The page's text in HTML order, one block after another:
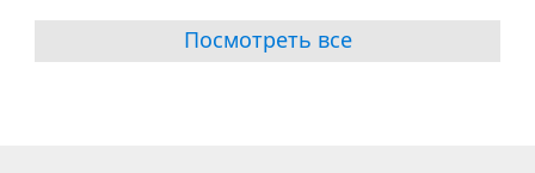
Посмотреть все